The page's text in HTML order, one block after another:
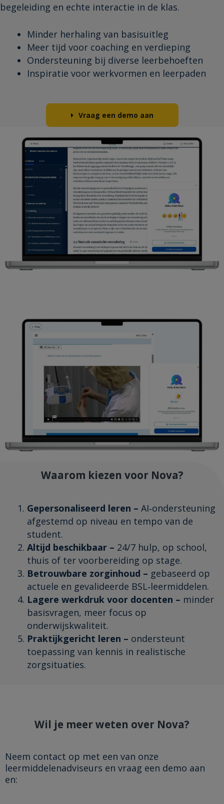
begeleiding en echte interactie in de klas.
Minder herhaling van basisuitleg
Meer tijd voor coaching en verdieping
Ondersteuning bij diverse leerbehoeften
Inspiratie voor werkvormen en leerpaden
Vraag een demo aan
Waarom kiezen voor Nova?
Gepersonaliseerd leren – AI‑ondersteuning
afgestemd op niveau en tempo van de
student.
Altijd beschikbaar – 24/7 hulp, op school,
thuis of ter voorbereiding op stage.
Betrouwbare zorginhoud – gebaseerd op
actuele en gevalideerde BSL‑leermiddelen.
Lagere werkdruk voor docenten – minder
basisvragen, meer focus op
onderwijskwaliteit.
Praktijkgericht leren – ondersteunt
toepassing van kennis in realistische
zorgsituaties.
Wil je meer weten over Nova?
Neem contact op met een van onze
leermiddelenadviseurs en vraag een demo aan
en: